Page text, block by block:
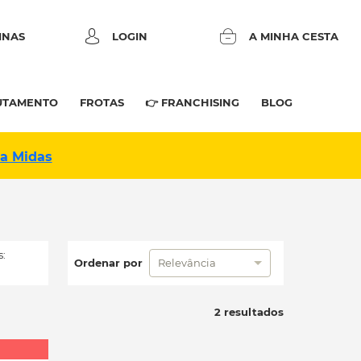
LOGIN A MINHA CESTA
FROTAS 👉 FRANCHISING BLOG
Midas
Ordenar por Relevância
2 resultados